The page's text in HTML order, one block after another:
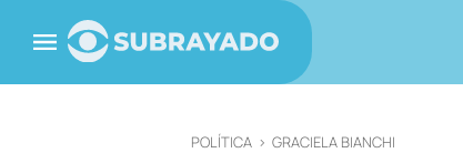
POLÍTICA > GRACIELA BIANCHI